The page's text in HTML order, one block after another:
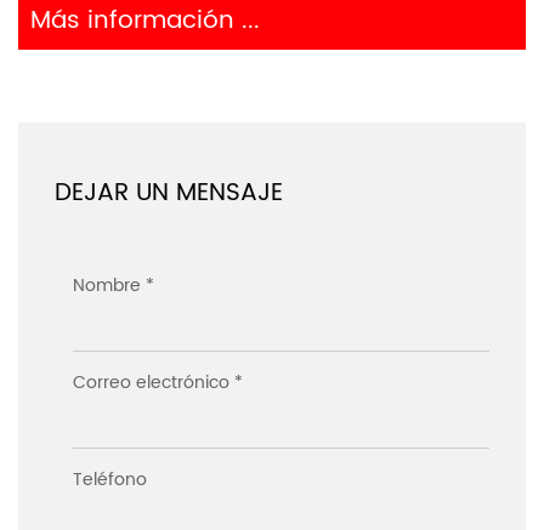
Más información ...
DEJAR UN MENSAJE
Nombre *
Correo electrónico *
Teléfono